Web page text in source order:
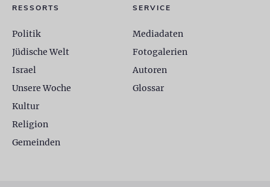
RESSORTS
Politik
Jüdische Welt
Israel
Unsere Woche
Kultur
Religion
Gemeinden
SERVICE
Mediadaten
Fotogalerien
Autoren
Glossar